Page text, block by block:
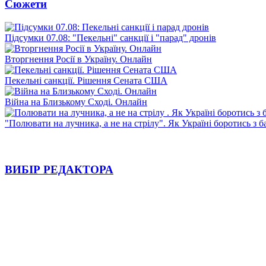
Сюжети
Підсумки 07.08: "Пекельні" санкції і "парад" дронів
Вторгнення Росії в Україну. Онлайн
Пекельні санкції. Рішення Сената США
Війна на Близькому Сході. Онлайн
"Полювати на лучника, а не на стрілу". Як Україні боротись з
ВИБІР РЕДАКТОРА